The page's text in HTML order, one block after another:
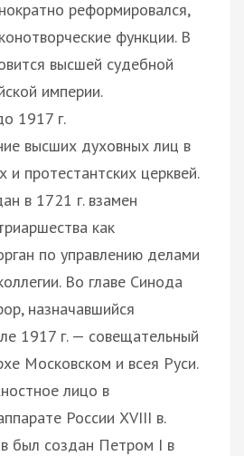
реформировался,
функции. В
высшей судебной
империи.
1917 г.
высших духовных лиц в
и протестантских церквей.
в 1721 г. взамен
как
по управлению делами
Во главе Синода
назначавшийся
1917 г. — совещательный
Московском и всея Руси.
лицо в
России XVIII в.
был создан Петром I в